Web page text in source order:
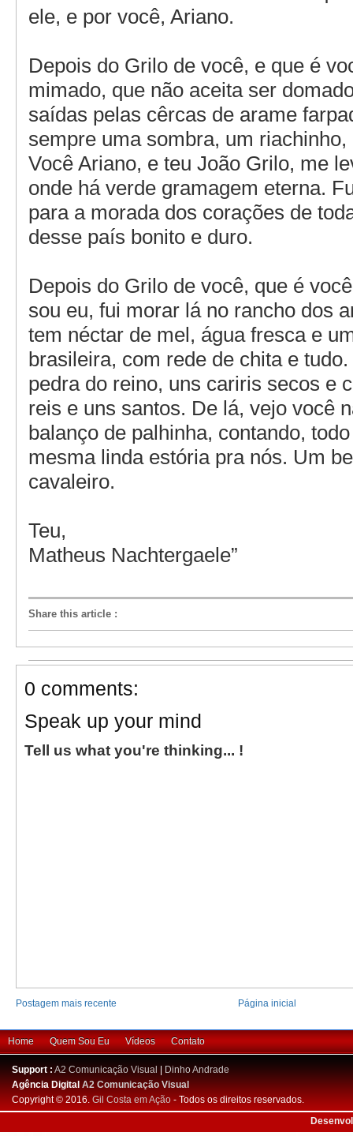
ele, e por você, Ariano.
Depois do Grilo de você, e que é
mimado, que não aceita ser
saídas pelas cêrcas de arame
sempre uma sombra, um
Você Ariano, e teu João Grilo, me
onde há verde gramagem eterna.
para a morada dos corações de
desse país bonito e duro.
Depois do Grilo de você, que é
sou eu, fui morar lá no rancho dos
tem néctar de mel, água fresca e
brasileira, com rede de chita e
pedra do reino, uns cariris secos e
reis e uns santos. De lá, vejo você
balanço de palhinha, contando,
mesma linda estória pra nós. Um
cavaleiro.
Teu,
Matheus Nachtergaele”
Share this article :
0 comments:
Speak up your mind
Tell us what you're thinking... !
Postagem mais recente Página inicial
Home Quem Sou Eu Vídeos Contato
Support : A2 Comunicação Visual | Dinho Andrade
Agência DigitalA2 Comunicação Visual
Copyright © 2016. Gil Costa em Ação - Todos os direitos reservados.